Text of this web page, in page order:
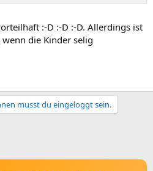
:-D :-D :-D. Allerdings ist
die Kinder selig
musst du eingeloggt sein.